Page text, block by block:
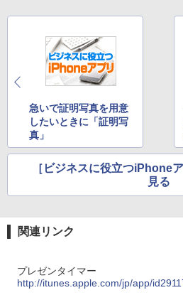
急いで証明写真を用意
したいときに「証明写
真」
［ビジネスに役立つiPhone
見る
関連リンク
プレゼンタイマー
http://itunes.apple.com/jp/app/